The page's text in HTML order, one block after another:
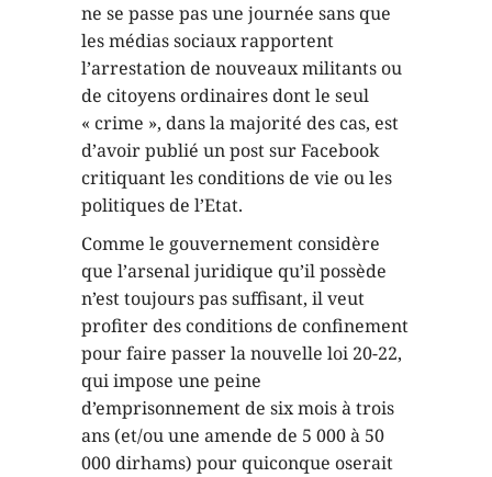
ne se passe pas une journée sans que
les médias sociaux rapportent
l’arrestation de nouveaux militants ou
de citoyens ordinaires dont le seul
« crime », dans la majorité des cas, est
d’avoir publié un post sur Facebook
critiquant les conditions de vie ou les
politiques de l’Etat.
Comme le gouvernement considère
que l’arsenal juridique qu’il possède
n’est toujours pas suffisant, il veut
profiter des conditions de confinement
pour faire passer la nouvelle loi 20-22,
qui impose une peine
d’emprisonnement de six mois à trois
ans (et/ou une amende de 5 000 à 50
000 dirhams) pour quiconque oserait